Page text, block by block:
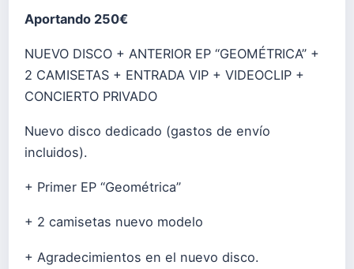
Aportando 250€
NUEVO DISCO + ANTERIOR EP “GEOMÉTRICA” +
2 CAMISETAS + ENTRADA VIP + VIDEOCLIP +
CONCIERTO PRIVADO
Nuevo disco dedicado (gastos de envío
incluidos).
+ Primer EP “Geométrica”
+ 2 camisetas nuevo modelo
+ Agradecimientos en el nuevo disco.